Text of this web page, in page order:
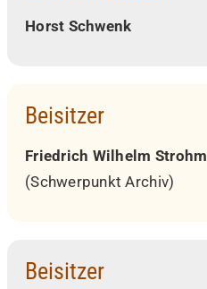
Horst Schwenk
Beisitzer
Friedrich Wilhelm Strohm
(Schwerpunkt Archiv)
Beisitzer